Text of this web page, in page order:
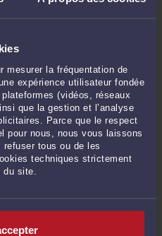
mesurer la fréquentation de
expérience utilisateur fondée
(vidéos, réseaux
que la gestion et l’analyse
Parce que le respect
pour nous, nous vous laissons
tous ou de les
techniques strictement
site.